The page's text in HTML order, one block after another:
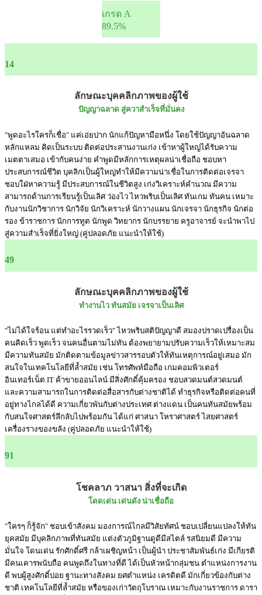
เกรด A
89.5%
14
ลักษณะบุคคลิกภาพของผู้ใช้
ปัญญาฉลาด สู่ควาสำเร็จที่มั่นคง
"พูดอะไรใครก็เชื่อ" แค่เอ่ยปาก นักแก้ปัญหามือหนึ่ง โดยใช้ปัญญาอันฉลาด
หลักแหลม คิดเป็นระบบ ติดต่อประสานงานเก่ง เข้าหาผู้ใหญ่ได้รับความ
เมตตาเสมอ เข้ากับคนง่าย คำพูดมีหลักการเหตุผลน่าเชื่อถือ ชอบหา
ประสบการณ์ชีวิต บุคลิกเป็นผู้ใหญ่ทำให้มีความน่าเชื่อในการติดต่อเจรจา
ชอบใฝ่หาความรู้ มีประสบการณ์ในชีวิตสูง เก่งวิเคราะห์คำนวณ มีความ
สามารถด้านการเรียนรู้เป็นเลิศ ว่องไว ไหวพริบเป็นเลิศ ทันเกม ทันคน เหมาะ
กับงานนักวิชาการ นักวิจัย นักวิเคราะห์ นักวางแผน นักเจรจา นักธุรกิจ นักต่อ
รอง ข้าราชการ นักการทูต นักพูด วิทยากร นักบรรยาย ครูอาจารย์ จะนำพาไป
สู่ความสำเร็จที่ยิ่งใหญ่ (คู่ปลอดภัย แนะนำให้ใช้)
49
ลักษณะบุคคลิกภาพของผู้ใช้
ทำงานไว ทันสมัย เจรจาเป็นเลิศ
"ไม่ได้ใจร้อน แต่ทำอะไรรวดเร็ว" ไหวพริบสติปัญญาดี สมองปราดเปรื่องเป็น
คนคิดเร็ว พูดเร็ว จนคนอื่นตามไม่ทัน ต้องพยายามปรับความเร็วให้เหมาะสม
มีความทันสมัย มักติดตามข้อมูลข่าวสารรอบตัวให้ทันเหตุการณ์อยู่เสมอ มัก
สนใจในเทคโนโลยีที่ล้ำสมัย เช่น โทรศัพท์มือถือ เกมคอมพิวเตอร์
อินเทอร์เน็ต IT ค้าขายออนไลน์ มีสิ่งศักดิ์คุ้มครอง ชอบสวดมนต์สวดมนต์
และความสามารถในการติดต่อสื่อสารกับต่างชาติได้ ทำธุรกิจหรือติดต่อคนที่
อยู่ทางไกลได้ดี ความเกี่ยวพันกับต่างประเทศ ต่างแดน เป็นคนทันสมัยพร้อม
กับสนใจศาสตร์ลึกลับไปพร้อมกัน ได้แก่ ศาสนา โหราศาสตร์ ไสยศาสตร์
เครื่องรางของขลัง (คู่ปลอดภัย แนะนำให้ใช้)
91
โชคลาภ วาสนา สิ่งที่จะเกิด
โดดเด่น เด่นดัง น่าเชื่อถือ
"ใครๆ ก็รู้จัก" ชอบเข้าสังคม มองการณ์ไกลมีวิสัยทัศน์ ชอบเปลี่ยนแปลงให้ทัน
ยุคสมัย มีบุคลิกภาพที่ทันสมัย แต่งตัวภูมิฐานดูดีมีสไตล์ รสนิยมดี มีความ
มั่นใจ โดนเด่น รักศักดิ์ศรี กล้าเผชิญหน้า เป็นผู้นำ ประชาสัมพันธ์เก่ง มีเกียรติ
มีคนเคารพนับถือ คนพูดถึงในทางที่ดี ได้เป็นหัวหน้ากลุ่มชน ตำแหน่งการงาน
ดี พบผู้สูงศักดิ์บ่อย ฐานะทางสังคม ยศตำแหน่ง เครดิตดี มักเกี่ยวข้องกับต่าง
ชาติ เทคโนโลยีที่ล้ำสมัย หรือของเก่าวัตถุโบราณ เหมาะกับงานราชการ ดารา